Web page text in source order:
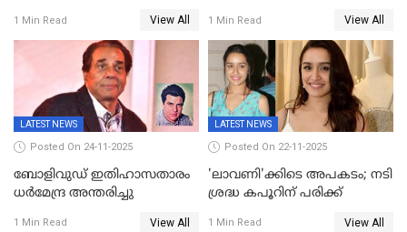
റിലീസ് തീയതി പുറത്ത്
1 Min Read View All
ശാരീരികമായും ഉപദ്രവിച്ചു;
ഭർത്താവിനെതിരെ 50 കോടി
രൂപ നഷ്ടപരിഹാരം
ആവശ്യപ്പെട്ട് മുൻ മിസ് ഇന്ത്യ
1 Min Read View All
LATEST NEWS
Posted On 24-11-2025
ബോളിവുഡ് ഇതിഹാസതാരം
ധർമേന്ദ്ര അന്തരിച്ചു
1 Min Read View All
LATEST NEWS
Posted On 22-11-2025
'ലാവണി'ക്കിടെ അപകടം; നടി
ശ്രദ്ധ കപൂറിന് പരിക്ക്
1 Min Read View All